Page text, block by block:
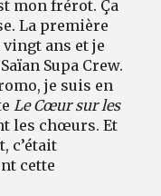
mon frérot. Ça
La première
vingt ans et je
Supa Crew.
je suis en
Le Cœur sur les
les chœurs. Et
c’était
cette